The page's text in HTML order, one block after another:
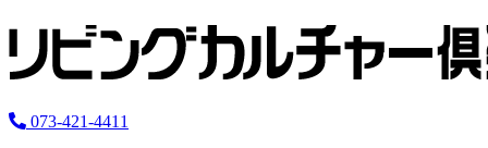
073-421-4411